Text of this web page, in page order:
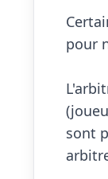
pour
sont